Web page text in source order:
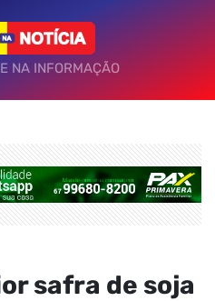
NA INFORMAÇÃO
safra de soja